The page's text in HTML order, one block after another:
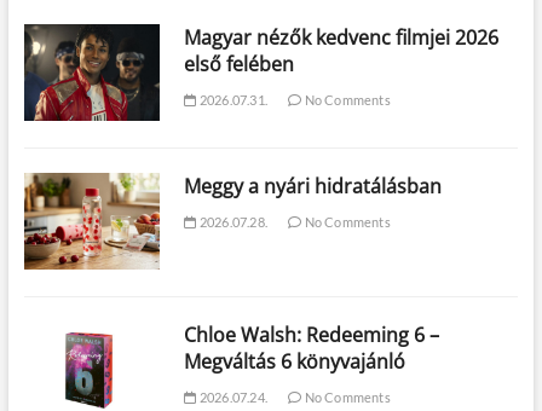
Magyar nézők kedvenc filmjei 2026
első felében
2026.07.31. No Comments
Meggy a nyári hidratálásban
2026.07.28. No Comments
Chloe Walsh: Redeeming 6 –
Megváltás 6 könyvajánló
2026.07.24. No Comments